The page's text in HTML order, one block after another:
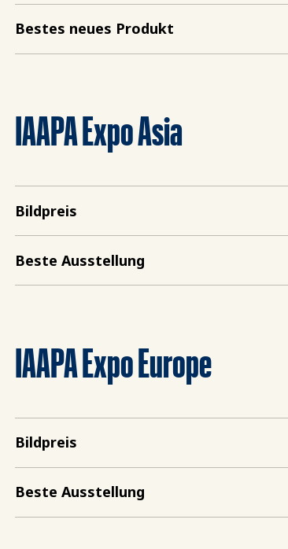
Bestes neues Produkt
IAAPA Expo Asia
Bildpreis
Beste Ausstellung
IAAPA Expo Europe
Bildpreis
Beste Ausstellung